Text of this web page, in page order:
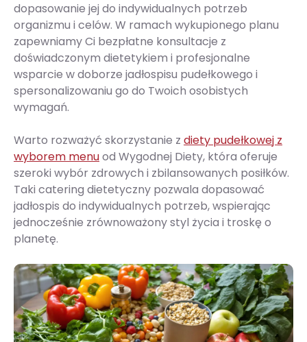
dopasowanie jej do indywidualnych potrzeb
organizmu i celów. W ramach wykupionego planu
zapewniamy Ci bezpłatne konsultacje z
doświadczonym dietetykiem i profesjonalne
wsparcie w doborze jadłospisu pudełkowego i
spersonalizowaniu go do Twoich osobistych
wymagań.
Warto rozważyć skorzystanie z diety pudełkowej z
wyborem menuod Wygodnej Diety, która oferuje
szeroki wybór zdrowych i zbilansowanych posiłków.
Taki catering dietetyczny pozwala dopasować
jadłospis do indywidualnych potrzeb, wspierając
jednocześnie zrównoważony styl życia i troskę o
planetę.